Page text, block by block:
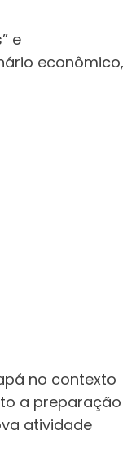
e
econômico,
no contexto
a preparação
atividade